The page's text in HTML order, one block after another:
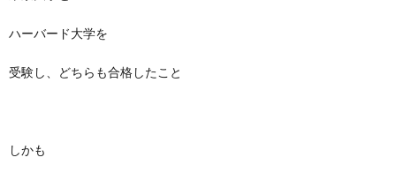
ハーバード大学を
受験し、どちらも合格したこと
しかも